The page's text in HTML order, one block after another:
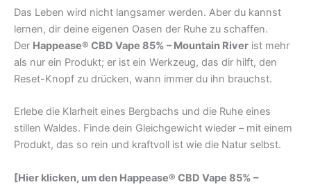
Das Leben wird nicht langsamer werden. Aber du kannst
lernen, dir deine eigenen Oasen der Ruhe zu schaffen.
Der Happease® CBD Vape 85% – Mountain River ist mehr
als nur ein Produkt; er ist ein Werkzeug, das dir hilft, den
Reset-Knopf zu drücken, wann immer du ihn brauchst.
Erlebe die Klarheit eines Bergbachs und die Ruhe eines
stillen Waldes. Finde dein Gleichgewicht wieder – mit einem
Produkt, das so rein und kraftvoll ist wie die Natur selbst.
[Hier klicken, um den Happease® CBD Vape 85% –